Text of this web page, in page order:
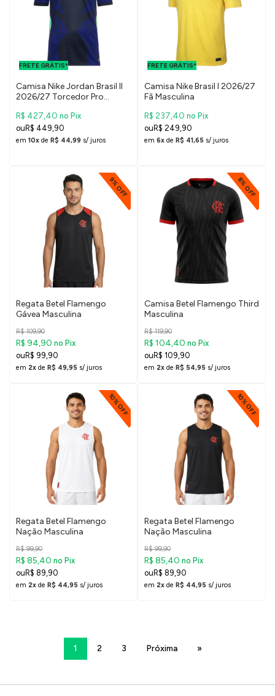
FRETE GRÁTIS*
FRETE GRÁTIS
PARA O DF E
SUDESTE
Camisa Nike Jordan Brasil II
2026/27 Torcedor Pro
R$ 427,40 no Pix
R$ 449,90
em 10x de R$ 44,99 s/ juros
FRETE GRÁTIS*
FRETE GRÁTIS
PARA O DF E
SUDESTE
Camisa Nike Brasil I 2026/27
Fã Masculina
R$ 237,40 no Pix
R$ 249,90
em 6x de R$ 41,65 s/ juros
9% OFF
Regata Betel Flamengo
Gávea Masculina
R$ 109,90
R$ 94,90 no Pix
R$ 99,90
em 2x de R$ 49,95 s/ juros
8% OFF
Camisa Betel Flamengo Third
Masculina
R$ 119,90
R$ 104,40 no Pix
R$ 109,90
em 2x de R$ 54,95 s/ juros
10% OFF
Regata Betel Flamengo
Nação Masculina
R$ 99,90
R$ 85,40 no Pix
R$ 89,90
em 2x de R$ 44,95 s/ juros
10% OFF
Regata Betel Flamengo
Nação Masculina
R$ 99,90
R$ 85,40 no Pix
R$ 89,90
em 2x de R$ 44,95 s/ juros
1 2 3 Próxima »